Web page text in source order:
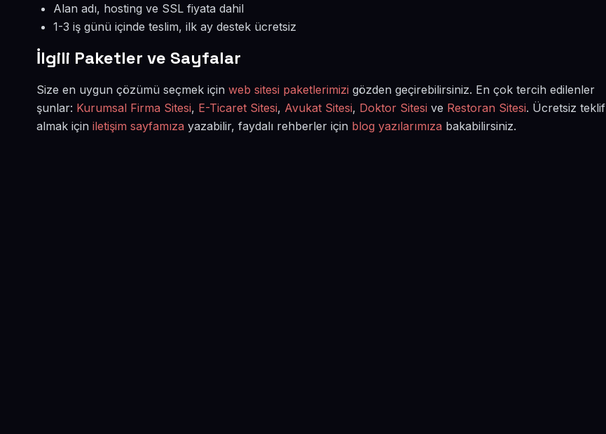
Alan adı, hosting ve SSL fiyata dahil
1-3 iş günü içinde teslim, ilk ay destek ücretsiz
İlgili Paketler ve Sayfalar
Size en uygun çözümü seçmek için web sitesi paketlerimizi gözden geçirebilirsiniz. En çok tercih edilenler
şunlar: Kurumsal Firma Sitesi, E-Ticaret Sitesi, Avukat Sitesi, Doktor Sitesi ve Restoran Sitesi. Ücretsiz teklif
almak için iletişim sayfamıza yazabilir, faydalı rehberler için blog yazılarımıza bakabilirsiniz.